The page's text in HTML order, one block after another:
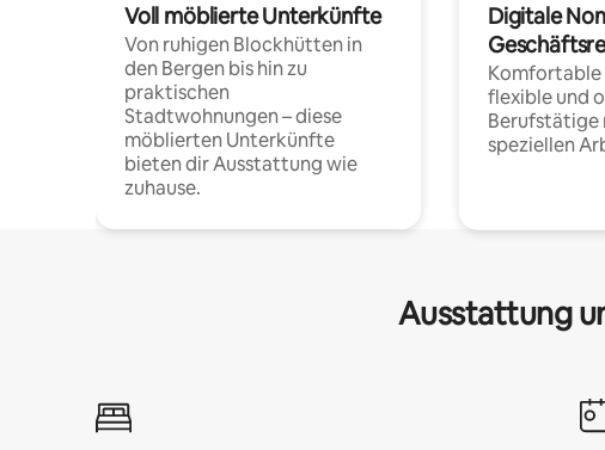
Voll möblierte Unterkünfte
Von ruhigen Blockhütten in
den Bergen bis hin zu
praktischen
Stadtwohnungen – diese
möblierten Unterkünfte
bieten dir Ausstattung wie
zuhause.
Digitale
flexible und
Berufstätige
speziellen
Ausstattung